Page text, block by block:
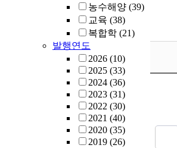
농수해양 (39)
교육 (38)
복합학 (21)
발행연도
2026 (10)
2025 (33)
2024 (36)
2023 (31)
2022 (30)
2021 (40)
2020 (35)
2019 (26)